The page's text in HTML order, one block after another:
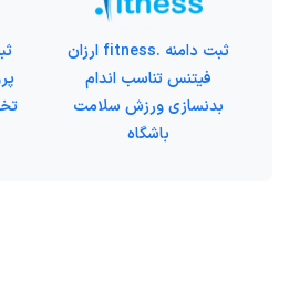
ثبت دامنه .fitness ارزان
فیتنس تناسب اندام
بدنسازی ورزش سلامت
باشگاه